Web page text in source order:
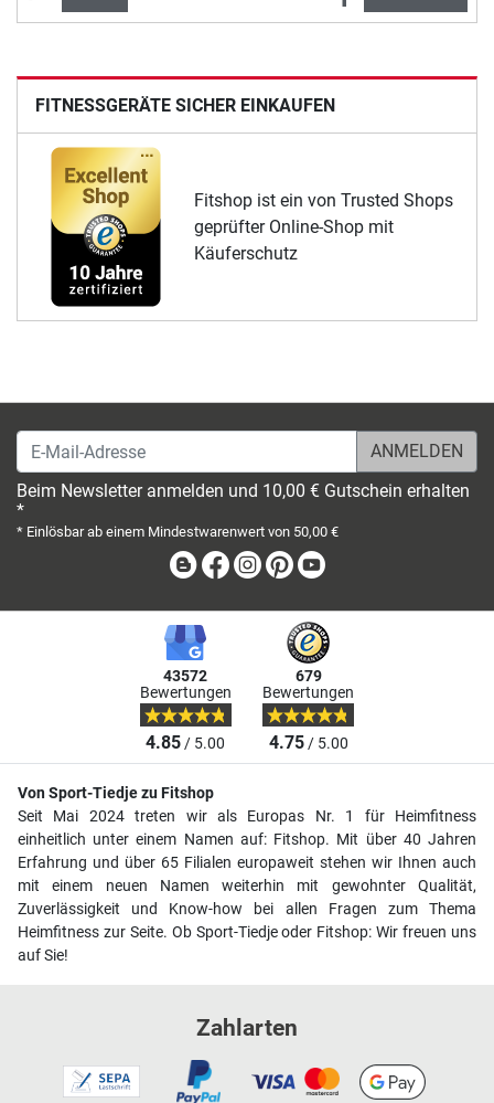
FITNESSGERÄTE SICHER EINKAUFEN
Fitshop ist ein von Trusted Shops
geprüfter Online-Shop mit
Käuferschutz
E-Mail-Adresse
Beim Newsletter anmelden und 10,00 € Gutschein erhalten
*
* Einlösbar ab einem Mindestwarenwert von 50,00 €
BlogFacebook
Instagram
Pinterest
43572
Bewertungen
4.85/ 5.00
679
Bewertungen
4.75/ 5.00
Von Sport-Tiedje zu Fitshop
Seit Mai 2024 treten wir als Europas Nr. 1 für Heimfitness
einheitlich unter einem Namen auf: Fitshop. Mit über 40 Jahren
Erfahrung und über 65 Filialen europaweit stehen wir Ihnen auch
mit einem neuen Namen weiterhin mit gewohnter Qualität,
Zuverlässigkeit und Know-how bei allen Fragen zum Thema
Heimfitness zur Seite. Ob Sport-Tiedje oder Fitshop: Wir freuen uns
auf Sie!
Zahlarten